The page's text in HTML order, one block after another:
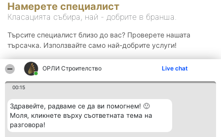
ОРЛИ Строителство Live chat
00:15
Здравейте, радваме се да ви помогнем! 🙂
Моля, кликнете върху съответната тема на
разговора!
Намерете специалист
Класацията събира, най - добрите в бранша.
Търсите специалист близо до вас? Проверете нашата
търсачка. Използвайте само най-добрите услуги!